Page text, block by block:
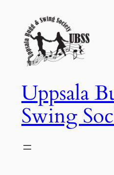
innehåll
Uppsala
Swing